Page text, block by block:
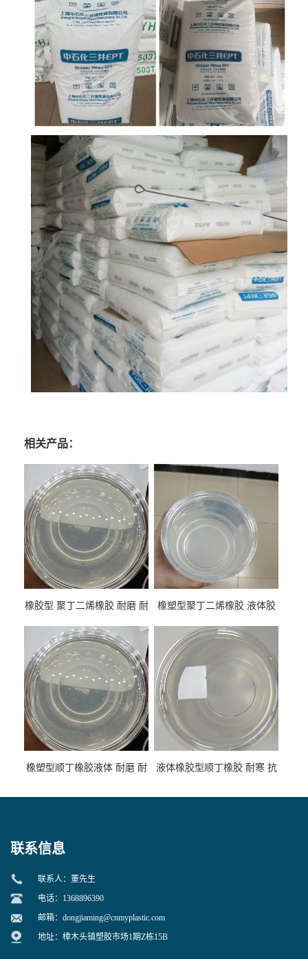
相关产品：
橡胶型 聚丁二烯橡胶 耐磨 耐
性
橡塑型聚丁二烯橡胶 液体胶
专用
橡塑型顺丁橡胶液体 耐磨 耐
液体橡胶型顺丁橡胶 耐寒 抗
联系信息
联系人：董先生
电话：1368896390
邮箱： dongjiaming@cnmyplastic.com
地址：樟木头镇塑胶市场1期Z栋15B